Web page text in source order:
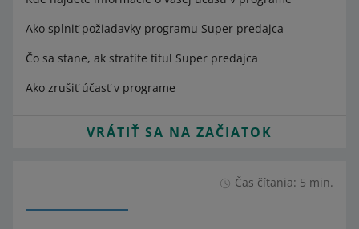
Ako splniť požiadavky programu Super predajca
Čo sa stane, ak stratíte titul Super predajca
Ako zrušiť účasť v programe
VRÁTIŤ SA NA ZAČIATOK
Čas čítania: 5 min.